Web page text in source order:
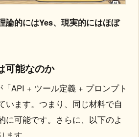
論的にはYes、現実的にはほぼ
可能なのか
API + ツール定義 + プロンプト
います。つまり、同じ材料で自
に可能です。さらに、以下のよ